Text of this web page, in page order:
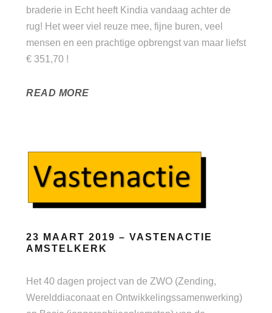
braderie in Echt heeft Kindia vandaag achter de
rug! Het weer viel reuze mee, fijne buren, veel
mensen en een prachtige opbrengst van maar liefst
€ 351,70 !
READ MORE
23 MAART 2019 – VASTENACTIE
AMSTELKERK
Het 40 dagen project van de ZWO (Zending,
Werelddiaconaat en Ontwikkelingssamenwerking)